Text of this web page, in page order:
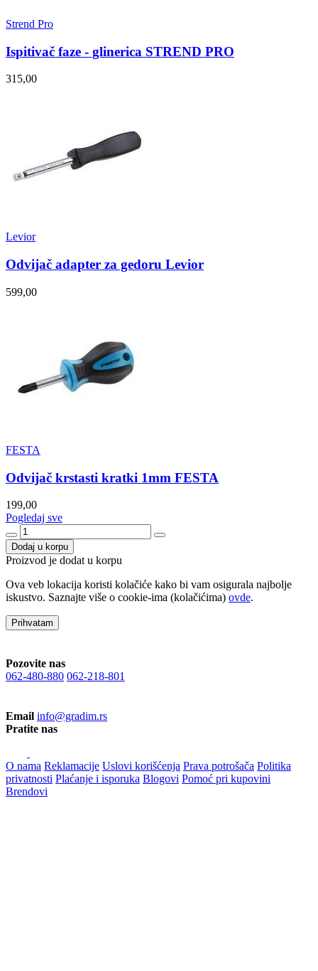
Strend Pro
Ispitivač faze - glinerica STREND PRO
315,00
Levior
Odvijač adapter za gedoru Levior
599,00
FESTA
Odvijač krstasti kratki 1mm FESTA
199,00
Pogledaj sve
Dodaj u korpu
Proizvod je dodat u korpu
Ova veb lokacija koristi kolačiće kako bi vam osigurala najbolje
iskustvo. Saznajte više o cookie-ima (kolačićima) ovde.
Prihvatam
Pozovite nas
062-480-880 062-218-801
Email info@gradim.rs
Pratite nas
O nama Reklamacije Uslovi korišćenja Prava potrošača Politika
privatnosti Plaćanje i isporuka Blogovi Pomoć pri kupovini
Brendovi